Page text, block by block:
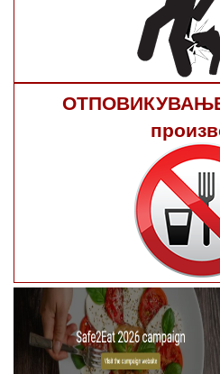
ОТПОВИКУВАЊЕ